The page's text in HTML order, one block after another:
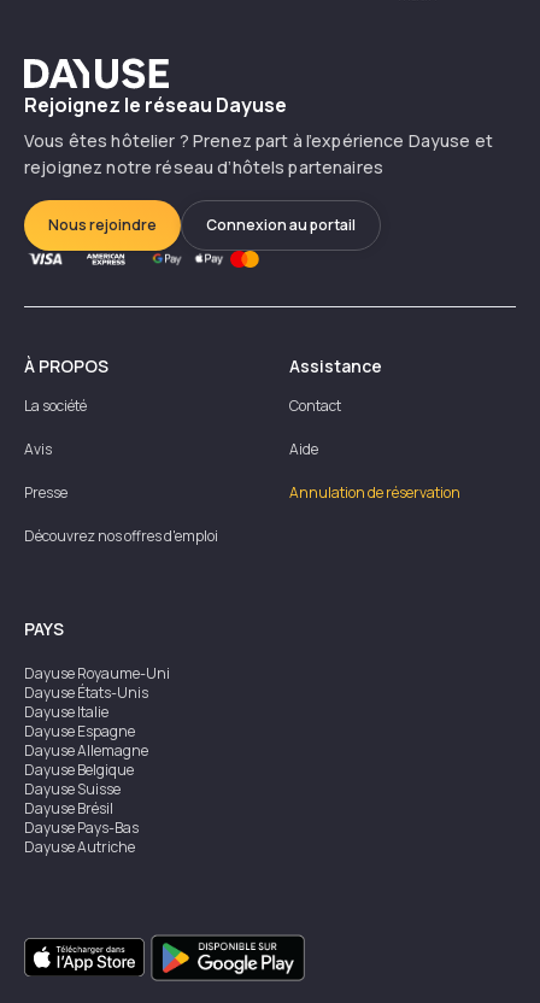
Dayuse
Rejoignez le réseau Dayuse
Vous êtes hôtelier ? Prenez part à l’expérience Dayuse et
rejoignez notre réseau d’hôtels partenaires
Nous rejoindre Connexion au portail
À PROPOS
La société
Avis
Presse
Découvrez nos offres d'emploi
Assistance
Contact
Aide
Annulation de réservation
PAYS
DayuseRoyaume-Uni
DayuseÉtats-Unis
DayuseItalie
DayuseEspagne
DayuseAllemagne
DayuseBelgique
DayuseSuisse
DayuseBrésil
DayusePays-Bas
DayuseAutriche
DayuseSingapour
DayuseSuède
DayuseThaïlande